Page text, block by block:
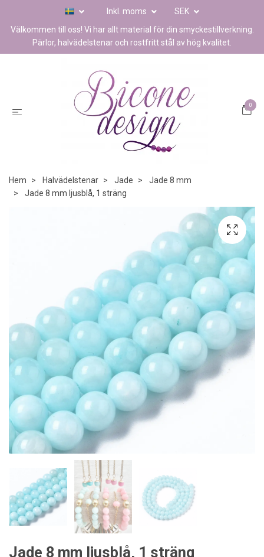
Inkl. moms
SEK
Välkommen till oss! Vi har allt material för din smyckestillverkning.
Pärlor, halvädelstenar och rostfritt stål av hög kvalitet.
0
Hem Halvädelstenar Jade
Jade 8 mm
Jade 8 mm ljusblå, 1 sträng
Jade 8 mm ljusblå, 1 sträng